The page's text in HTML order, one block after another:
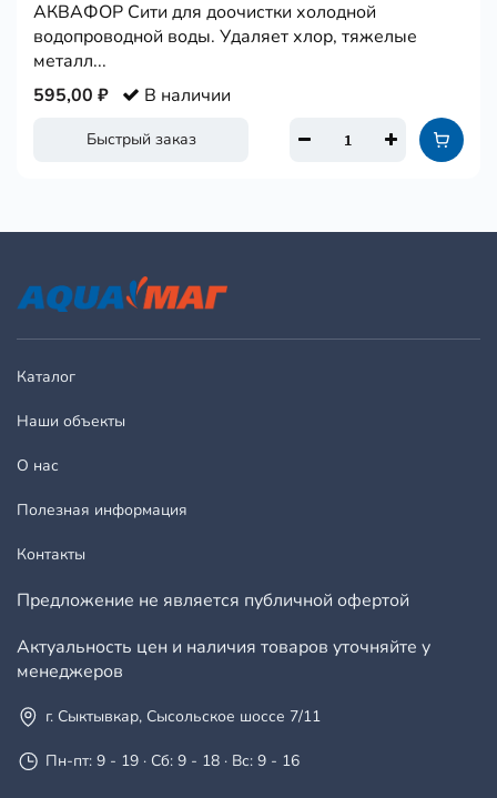
АКВАФОР Сити для доочистки холодной
водопроводной воды. Удаляет хлор, тяжелые
металл...
Быстрый заказ
595,00 ₽ В наличии
Каталог
Наши объекты
О нас
Полезная информация
Контакты
Предложение не является публичной офертой
Актуальность цен и наличия товаров уточняйте у
менеджеров
г. Сыктывкар, Сысольское шоссе 7/11
Пн-пт: 9 - 19 · Сб: 9 - 18 · Вс: 9 - 16